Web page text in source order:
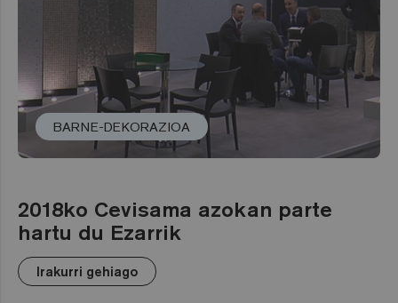
BARNE-DEKORAZIOA
2018ko Cevisama azokan parte
hartu du Ezarrik
Irakurri gehiago